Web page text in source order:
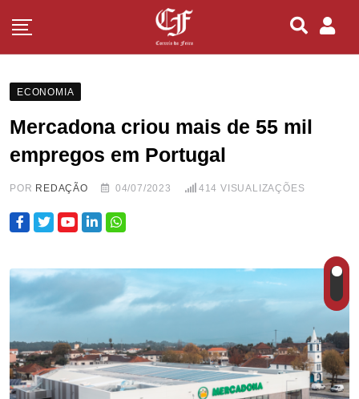
ECONOMIA
Mercadona criou mais de 55 mil
empregos em Portugal
POR REDAÇÃO 04/07/2023 414 VISUALIZAÇÕES